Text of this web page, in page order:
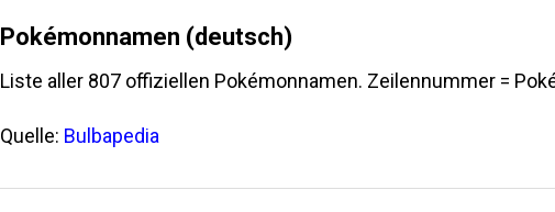
Pokémonnamen (deutsch)
Liste aller 807 offiziellen Pokémonnamen. Zeilennummer =
Quelle: Bulbapedia